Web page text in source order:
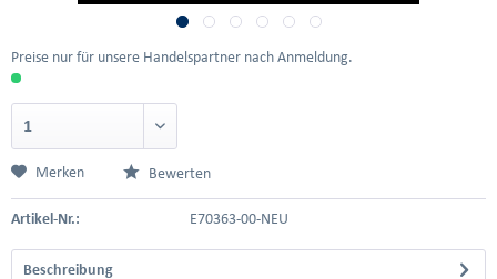
Preise nur für unsere Handelspartner nach Anmeldung.
Merken Bewerten
Artikel-Nr.: E70363-00-NEU
Beschreibung